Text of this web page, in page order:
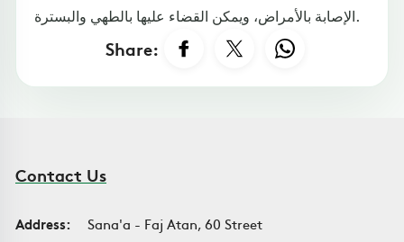
الإصابة بالأمراض، ويمكن القضاء عليها بالطهي والبسترة.
Share:
Contact Us
Address:
Sana'a - Faj Atan, 60 Street